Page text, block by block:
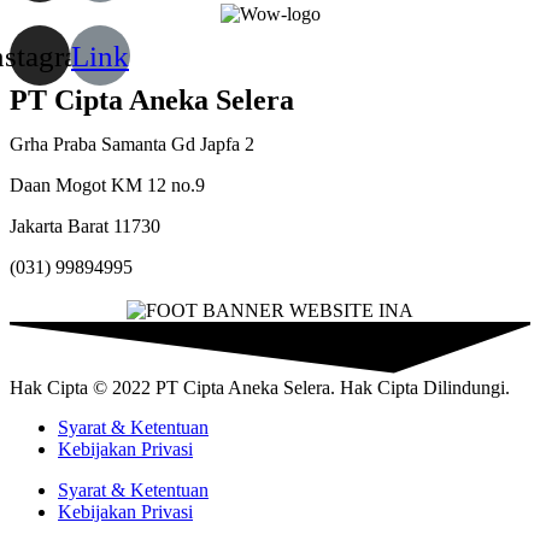
Link
PT Cipta Aneka Selera
Grha Praba Samanta Gd Japfa 2
Daan Mogot KM 12 no.9
Jakarta Barat 11730
(031) 99894995
Hak Cipta © 2022 PT Cipta Aneka Selera. Hak Cipta Dilindungi.
Syarat & Ketentuan
Kebijakan Privasi
Syarat & Ketentuan
Kebijakan Privasi